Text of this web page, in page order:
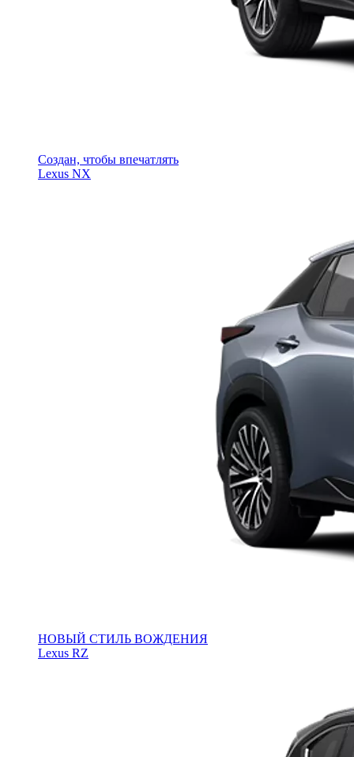
Создан, чтобы впечатлять
Lexus NX
НОВЫЙ СТИЛЬ ВОЖДЕНИЯ
Lexus RZ